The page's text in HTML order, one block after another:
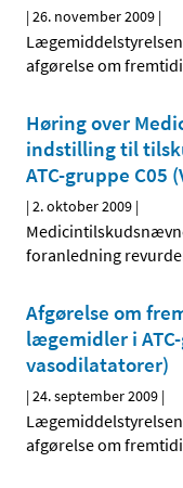
|26. november 2009 |
afgørelse om
Høring over
indstilling til
ATC-gruppe C05
|2. oktober 2009 |
foranledning
Afgørelse om
lægemidler i
vasodilatatorer)
|24. september 2009 |
afgørelse om